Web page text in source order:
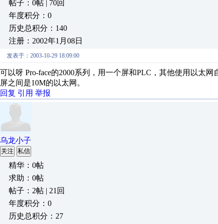
帖子：0帖 | 70回
年度积分：0
历史总积分：140
注册：2002年1月08日
发表于：2003-10-29 18:09:00
可以呀 Pro-face的2000系列，用一个屏和PLC，其他使用以太
屏之间是10M的以太网。
回复 引用 举报
乌龙小子
关注 私信
精华：0帖
求助：0帖
帖子：2帖 | 21回
年度积分：0
历史总积分：27